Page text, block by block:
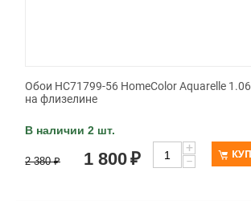
Обои HC71799-56 HomeColor Aquarelle
на флизелине
В наличии 2 шт.
2 380 ₽ 1 800₽
+
−